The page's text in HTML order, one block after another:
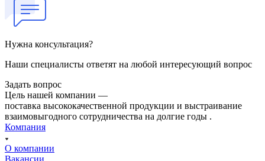
Нужна консультация?
Наши специалисты ответят на любой интересующий вопрос
Задать вопрос
Цель нашей компании —
поставка высококачественной продукции и выстраивание
взаимовыгодного сотрудничества на долгие годы .
Компания
О компании
Вакансии